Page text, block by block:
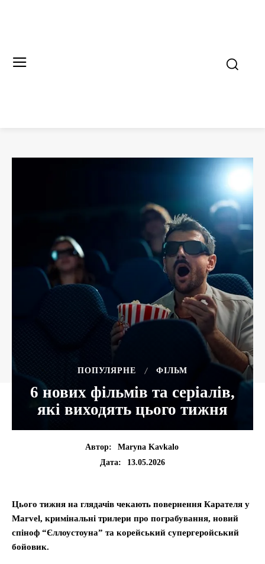
ПОПУЛЯРНЕ ФІЛЬМ
6 нових фільмів та серіалів,
які виходять цього тижня
Автор:
Maryna Kavkalo
Дата:
13.05.2026
Цього тижня на глядачів чекають повернення Карателя у
Marvel, кримінальні трилери про пограбування, новий
спіноф “Єллоустоуна” та корейський супергеройський
бойовик.